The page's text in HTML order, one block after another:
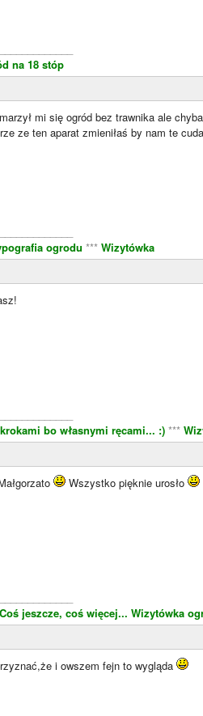
na 18 stóp
mi się ogród bez trawnika ale
ze ten aparat zmieniłaś by nam te
ogrodu *** Wizytówka
bo własnymi ręcami... :) ***
Wszystko pięknie urosło
Coś jeszcze, coś więcej... Wizytówka
i owszem fejn to wygląda